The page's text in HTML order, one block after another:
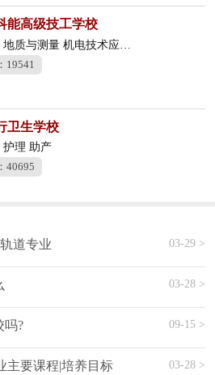
能高级技工学校
与测量 机电技术应用 数控技术应用
19541
卫生学校
护理 助产
40695
道专业 03-29 >
03-28 >
吗? 09-15 >
主要课程|培养目标 03-28 >